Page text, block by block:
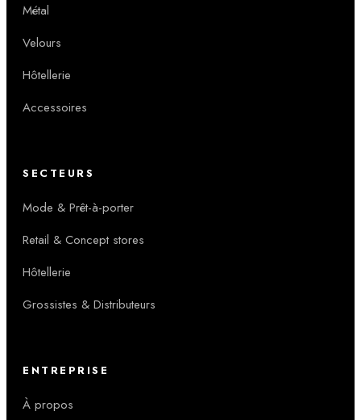
Métal
Velours
Hôtellerie
Accessoires
SECTEURS
Mode & Prêt-à-porter
Retail & Concept stores
Hôtellerie
Grossistes & Distributeurs
ENTREPRISE
À propos